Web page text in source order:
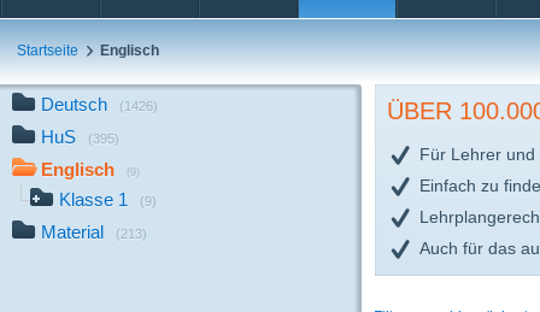
Startseite Englisch
Deutsch (1426)
HuS (395)
Englisch (9)
Klasse 1 (9)
Material (213)
ÜBER
Für Lehrer und
Einfach zu
Auch für das